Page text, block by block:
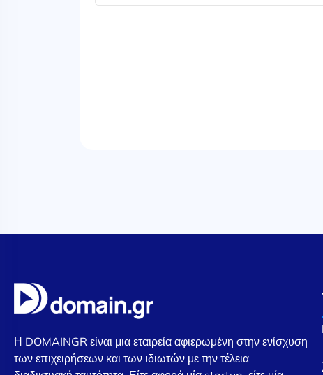
Η DOMAINGR είναι μια εταιρεία αφιερωμένη στην ενίσχυση
των επιχειρήσεων και των ιδιωτών με την τέλεια